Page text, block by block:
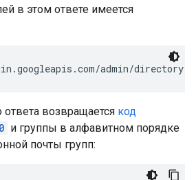
в этом ответе имеется
admin/directory/v1/
возвращается код
и группы в алфавитном порядке
почты групп: